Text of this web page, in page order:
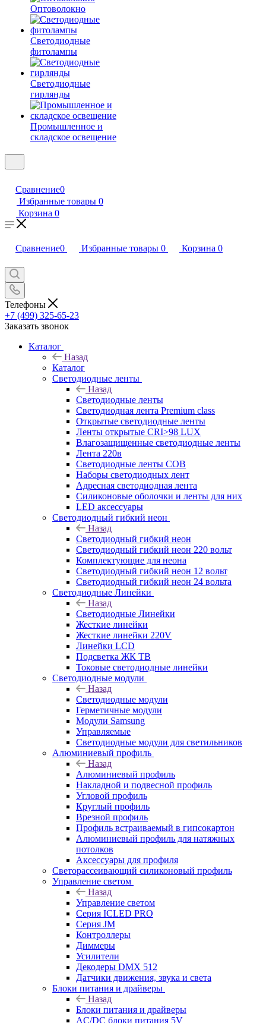
Оптоволокно
Светодиодные
фитолампы
Светодиодные
гирлянды
Промышленное и
складское освещение
Сравнение0
Избранные товары 0
Корзина 0
Сравнение0 Избранные товары 0 Корзина 0
Телефоны
+7 (499) 325-65-23
Заказать звонок
Каталог
Назад
Каталог
Светодиодные ленты
Назад
Светодиодные ленты
Светодиодная лента Premium class
Открытые светодиодные ленты
Ленты открытые CRI>98 LUX
Влагозащищенные светодиодные ленты
Лента 220в
Светодиодные ленты COB
Наборы светодиодных лент
Адресная светодиодная лента
Силиконовые оболочки и ленты для них
LED аксессуары
Светодиодный гибкий неон
Назад
Светодиодный гибкий неон
Светодиодный гибкий неон 220 вольт
Комплектующие для неона
Светодиодный гибкий неон 12 вольт
Светодиодный гибкий неон 24 вольта
Светодиодные Линейки
Назад
Светодиодные Линейки
Жесткие линейки
Жесткие линейки 220V
Линейки LCD
Подсветка ЖК ТВ
Токовые светодиодные линейки
Светодиодные модули
Назад
Светодиодные модули
Герметичные модули
Модули Samsung
Управляемые
Светодиодные модули для светильников
Алюминиевый профиль
Назад
Алюминиевый профиль
Накладной и подвесной профиль
Угловой профиль
Круглый профиль
Врезной профиль
Профиль встраиваемый в гипсокартон
Алюминиевый профиль для натяжных
потолков
Аксессуары для профиля
Светорассеивающий силиконовый профиль
Управление светом
Назад
Управление светом
Серия ICLED PRO
Серия JM
Контроллеры
Диммеры
Усилители
Декодеры DMX 512
Датчики движения, звука и света
Блоки питания и драйверы
Назад
Блоки питания и драйверы
AC/DC блоки питания 5V